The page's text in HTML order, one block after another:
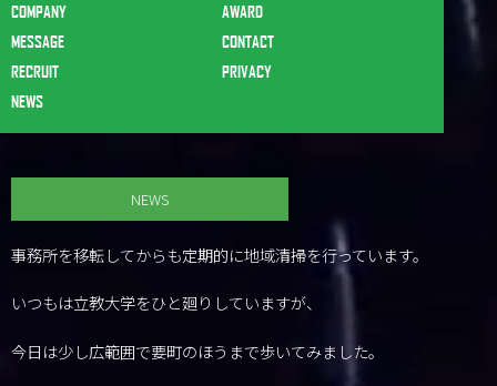
COMPANY
MESSAGE
RECRUIT
NEWS
AWARD
CONTACT
PRIVACY
NEWS
事務所を移転してからも定期的に地域清掃を行っています。
いつもは立教大学をひと廻りしていますが、
今日は少し広範囲で要町のほうまで歩いてみました。